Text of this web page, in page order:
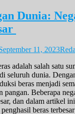
Dunia:
11, 2023
adalah salah satu
seluruh dunia.
beras menjadi
pangan. Beberapa
dan dalam artikel
beras